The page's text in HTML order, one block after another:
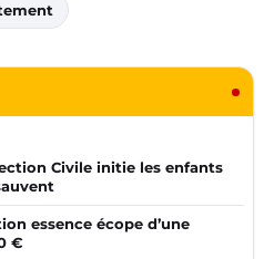
Civile initie les enfants
essence écope d’une
€